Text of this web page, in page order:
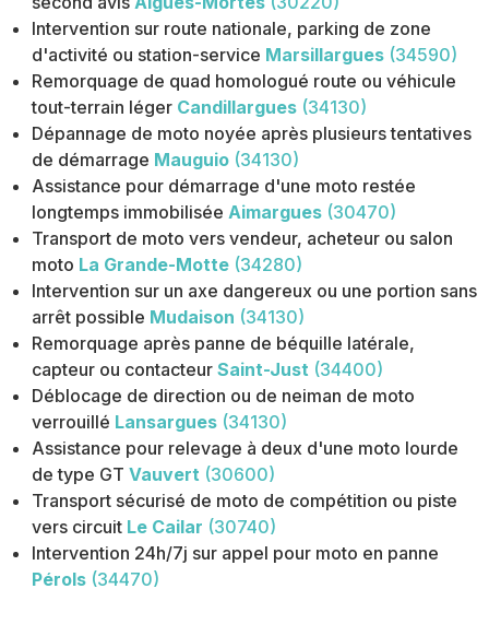
Intervention sur route nationale, parking de zone
d'activité ou station-service Marsillargues (34590)
Remorquage de quad homologué route ou véhicule
tout-terrain léger Candillargues (34130)
Dépannage de moto noyée après plusieurs tentatives
de démarrage Mauguio (34130)
Assistance pour démarrage d'une moto restée
longtemps immobilisée Aimargues (30470)
Transport de moto vers vendeur, acheteur ou salon
moto La Grande-Motte (34280)
Intervention sur un axe dangereux ou une portion sans
arrêt possible Mudaison (34130)
Remorquage après panne de béquille latérale,
capteur ou contacteur Saint-Just (34400)
Déblocage de direction ou de neiman de moto
verrouillé Lansargues (34130)
Assistance pour relevage à deux d'une moto lourde
de type GT Vauvert (30600)
Transport sécurisé de moto de compétition ou piste
vers circuit Le Cailar (30740)
Intervention 24h/7j sur appel pour moto en panne
Pérols (34470)